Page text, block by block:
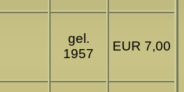
gel.
1957
EUR 7,00